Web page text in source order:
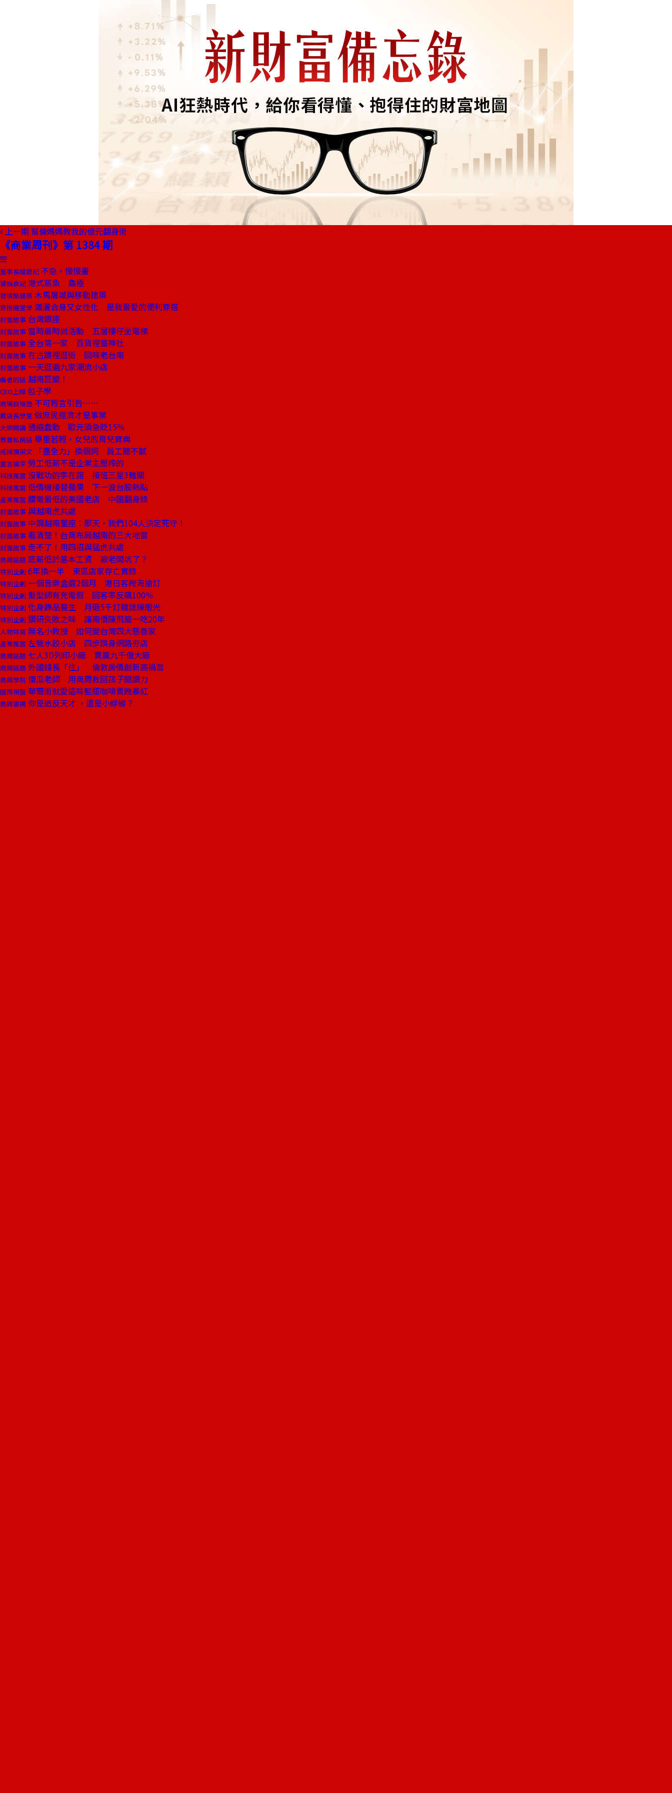
上一期 幫傭媽媽教我的億元翻身術
《商業周刊》第 1384 期
董事長嬉遊記 不急，慢慢畫
饕姊食記 港式蒸魚 鱻極
發現酷建築 木馬屠城與移動建築
穿搭隨堂學 瀟灑合身又女性化 是我最愛的便利穿搭
封面故事 台灣銀座
封面故事 當時最時尚活動 五層樓仔坐電梯
封面故事 全台第一家 百貨裡蓋神社
封面故事 在古蹟裡逛街 回味老台南
封面故事 一天逛遍九家潮流小店
編者的話 越南巨變！
CEO上線 包子學
商場自慢塾 不可輕言引咎……
戴店長學堂 做庶民經濟才是事業
大師開講 通縮蠢動 歐元須急貶15％
教養私房話 舉重若輕，女兒的育兒寶典
戒掉爛英文 「盡全力」換個詞 員工聽不膩
童言識李 勞工低薪不是企業主壓榨的
科技風雲 沒戰功的李在鎔 接班三星3難關
科技風雲 低價機接替蘋果 下一波台股熱點
產業風雲 腰彎最低的美國老店 中國翻身錄
封面故事 與越南虎共處
封面故事 中鋼越南董座：那天，我們104人決定死守！
封面故事 看清楚！台商布局越南的三大地雷
封面故事 走不了！用四招與猛虎共處
商周話題 底薪低於基本工資 被老闆坑了？
特別企劃 6年換一半 東區店家存亡實錄
特別企劃 一個音樂盒磨2個月 港日客跨海搶訂
特別企劃 髮型師有充電假 回客率反飆100％
特別企劃 化身飾品醫生 月砸5千訂雜誌練眼光
特別企劃 鑽研失敗之味 讓南僑陳飛龍一吃20年
人物特寫 無名小教授 如何變台灣四大慈善家
產業風雲 左營水餃小店 四步躋身網路夯店
商周話題 七人3D列印小廠 賣贏九千億大廠
商周話題 外國錢長「住」 倫敦房價創新高禍首
商周學院 傻瓜老師 用商周救回孩子閱讀力
國際視窗 華爾街就愛這味藍瓶咖啡賣跩暴紅
商周書摘 你是造反天才 ，還是小蜉蝣？